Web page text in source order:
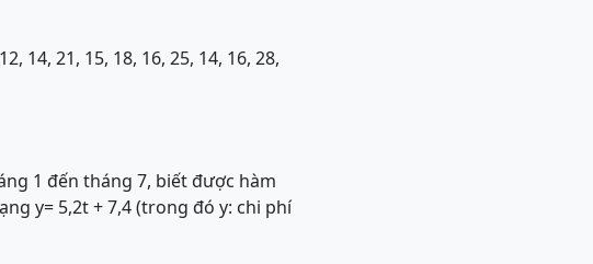
14, 21, 15, 18, 16, 25, 14, 16, 28,
1 đến tháng 7, biết được hàm
y= 5,2t + 7,4 (trong đó y: chi phí